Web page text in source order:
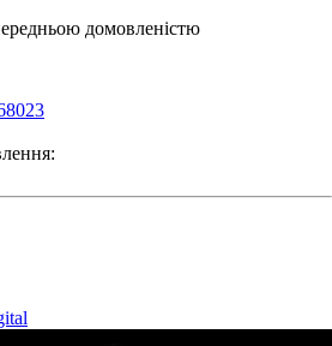
домовленістю